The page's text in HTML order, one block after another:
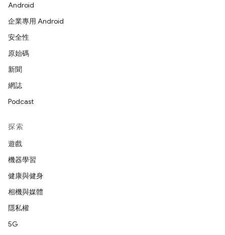
Android
企業專用 Android
安全性
原始碼
新聞
網誌
Podcast
探索
遊戲
機器學習
健康與健身
相機與媒體
隱私權
5G